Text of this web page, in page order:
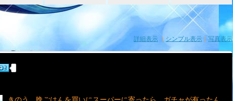
詳細表示 ｜ シンプル表示 写真表示